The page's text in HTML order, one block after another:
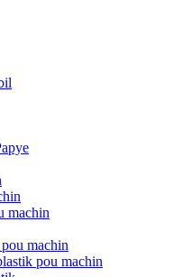
machin
machin
pou machin